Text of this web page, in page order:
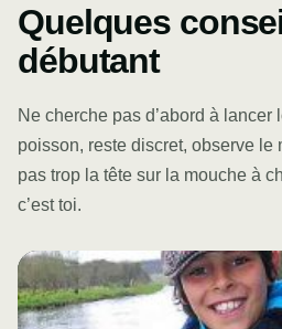
Quelques
débutant
Ne cherche pas d’abord à lancer
poisson, reste discret, observe le
pas trop la tête sur la mouche à
c’est toi.